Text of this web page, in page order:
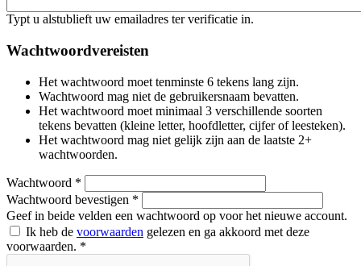
Typt u alstublieft uw emailadres ter verificatie in.
Wachtwoordvereisten
Het wachtwoord moet tenminste 6 tekens lang zijn.
Wachtwoord mag niet de gebruikersnaam bevatten.
Het wachtwoord moet minimaal 3 verschillende soorten
tekens bevatten (kleine letter, hoofdletter, cijfer of leesteken).
Het wachtwoord mag niet gelijk zijn aan de laatste 2+
wachtwoorden.
Wachtwoord *
Wachtwoord bevestigen *
Geef in beide velden een wachtwoord op voor het nieuwe account.
Ik heb de voorwaarden gelezen en ga akkoord met deze
voorwaarden. *